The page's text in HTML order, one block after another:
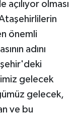
açılıyor olması
önemli
adını
gelecek
gelecek,
ve bu